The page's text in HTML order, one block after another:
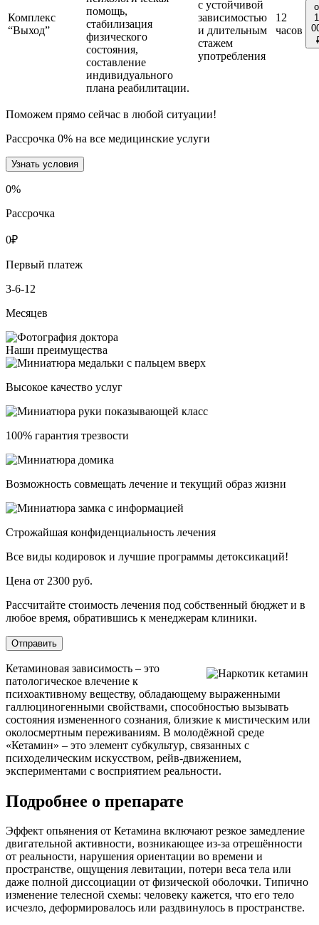
Комплекс
“Выход”
помощь,
стабилизация
физического
состояния,
составление
индивидуального
плана реабилитации.
с устойчивой
зависимостью
и длительным
стажем
употребления
12
часов
Поможем прямо сейчас в любой ситуации!
Рассрочка 0% на все медицинские услуги
Узнать условия
0%
Рассрочка
0₽
Первый платеж
3-6-12
Месяцев
Наши преимущества
Высокое качество услуг
100% гарантия трезвости
Возможность совмещать лечение и текущий образ жизни
Строжайшая конфиденциальность лечения
Все виды кодировок и лучшие программы детоксикаций!
Цена от 2300 руб.
Рассчитайте стоимость лечения под собственный бюджет и в
любое время, обратившись к менеджерам клиники.
Отправить
Кетаминовая зависимость – это
патологическое влечение к
психоактивному веществу, обладающему выраженными
галлюциногенными свойствами, способностью вызывать
состояния измененного сознания, близкие к мистическим или
околосмертным переживаниям. В молодёжной среде
«Кетамин» – это элемент субкультур, связанных с
психоделическим искусством, рейв-движением,
экспериментами с восприятием реальности.
Подробнее о препарате
Эффект опьянения от Кетамина включают резкое замедление
двигательной активности, возникающее из-за отрешённости
от реальности, нарушения ориентации во времени и
пространстве, ощущения левитации, потери веса тела или
даже полной диссоциации от физической оболочки. Типично
изменение телесной схемы: человеку кажется, что его тело
исчезло, деформировалось или раздвинулось в пространстве.